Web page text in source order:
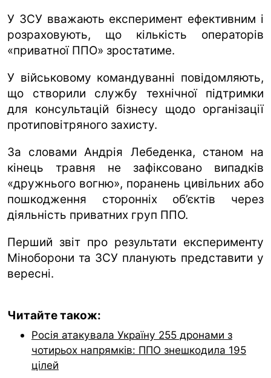
У ЗСУ вважають експеримент ефективним і
розраховують, що кількість операторів
«приватної ППО» зростатиме.
У військовому командуванні повідомляють,
що створили службу технічної підтримки
для консультацій бізнесу щодо організації
протиповітряного захисту.
За словами Андрія Лебеденка, станом на
кінець травня не зафіксовано випадків
«дружнього вогню», поранень цивільних або
пошкодження сторонніх об’єктів через
діяльність приватних груп ППО.
Перший звіт про результати експерименту
Міноборони та ЗСУ планують представити у
вересні.
Читайте також:
Росія атакувала Україну 255 дронами з
чотирьох напрямків: ППО знешкодила 195
цілей